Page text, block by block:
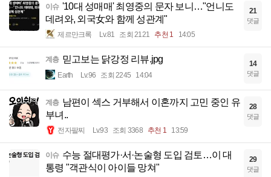
이슈 '10대 성매매' 최영중의 문자 보니…"언니도
데려와, 외국女와 함께 성관계"
제르만크록 Lv.81 조회 2121 추천 1 14:05
21
댓글
계층 믿고보는 닭강정 리뷰.jpg
Earth Lv.96 조회 2245 14:04
14
댓글
계층 남편이 섹스 거부해서 이혼까지 고민 중인 유
부녀..
전자팔찌 Lv.93 조회 3368 추천 1 13:59
28
댓글
이슈 수능 절대평가·서·논술형 도입 검토…이 대
통령 "객관식이 아이들 망쳐"
29
댓글